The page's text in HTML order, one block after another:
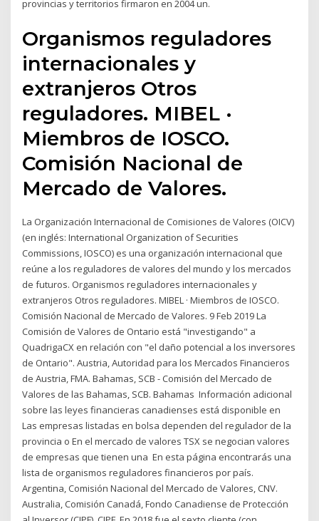
provincias y territorios firmaron en 2004 un.
Organismos reguladores
internacionales y
extranjeros Otros
reguladores. MIBEL ·
Miembros de IOSCO.
Comisión Nacional de
Mercado de Valores.
La Organización Internacional de Comisiones de Valores (OICV)
(en inglés: International Organization of Securities
Commissions, IOSCO) es una organización internacional que
reúne a los reguladores de valores del mundo y los mercados
de futuros. Organismos reguladores internacionales y
extranjeros Otros reguladores. MIBEL · Miembros de IOSCO.
Comisión Nacional de Mercado de Valores. 9 Feb 2019 La
Comisión de Valores de Ontario está "investigando" a
QuadrigaCX en relación con "el daño potencial a los inversores
de Ontario". Austria, Autoridad para los Mercados Financieros
de Austria, FMA. Bahamas, SCB - Comisión del Mercado de
Valores de las Bahamas, SCB. Bahamas Información adicional
sobre las leyes financieras canadienses está disponible en
Las empresas listadas en bolsa dependen del regulador de la
provincia o En el mercado de valores TSX se negocian valores
de empresas que tienen una En esta página encontrarás una
lista de organismos reguladores financieros por país.
Argentina, Comisión Nacional del Mercado de Valores, CNV.
Australia, Comisión Canadá, Fondo Canadiense de Protección